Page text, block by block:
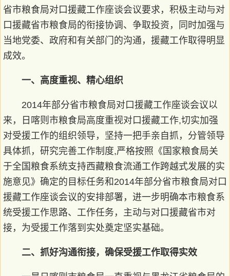
省市粮食局对口援藏工作座谈会议要求，积极主动与对
口援藏省市粮食局的衔接协调、争取投资，同时加强与
当地党委、政府和有关部门的沟通，援藏工作取得明显
成效。
一、高度重视、精心组织
2014年部分省市粮食局对口援藏工作座谈会议以
来，日喀则市粮食局高度重视对口援藏工作,切实加强
对受援工作的组织领导，坚持一把手亲自抓，分管领导
具体抓，研究完善工作制度,严格按照《国家粮食局关
于全国粮食系统支持西藏粮食流通工作跨越式发展的实
施意见》确定的目标任务和2014年部分省市粮食局对口
援藏工作座谈会议的安排部署，进一步明确本市粮食系
统受援工作思路、工作任务，主动与对口援藏省市对
接，为受援工作落到实处奠定坚实基础。
二、抓好沟通衔接，确保受援工作取得实效